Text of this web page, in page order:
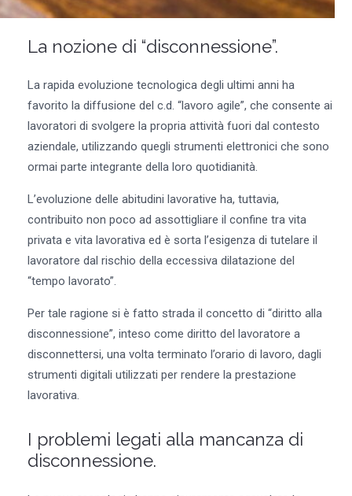
La nozione di “disconnessione”.
La rapida evoluzione tecnologica degli ultimi anni ha
favorito la diffusione del c.d. “lavoro agile”, che consente ai
lavoratori di svolgere la propria attività fuori dal contesto
aziendale, utilizzando quegli strumenti elettronici che sono
ormai parte integrante della loro quotidianità.
L’evoluzione delle abitudini lavorative ha, tuttavia,
contribuito non poco ad assottigliare il confine tra vita
privata e vita lavorativa ed è sorta l’esigenza di tutelare il
lavoratore dal rischio della eccessiva dilatazione del
“tempo lavorato”.
Per tale ragione si è fatto strada il concetto di “diritto alla
disconnessione”, inteso come diritto del lavoratore a
disconnettersi, una volta terminato l’orario di lavoro, dagli
strumenti digitali utilizzati per rendere la prestazione
lavorativa.
I problemi legati alla mancanza di
disconnessione.